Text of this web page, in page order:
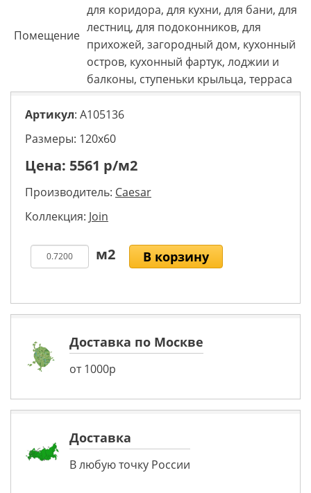
Помещение
для коридора, для кухни, для бани, для
лестниц, для подоконников, для
прихожей, загородный дом, кухонный
остров, кухонный фартук, лоджии и
балконы, ступеньки крыльца, терраса
Артикул: A105136
Размеры: 120х60
Цена: 5561 р/м2
Производитель: Caesar
Коллекция: Join
В корзину
Доставка по Москве
от 1000р
Доставка
В любую точку России